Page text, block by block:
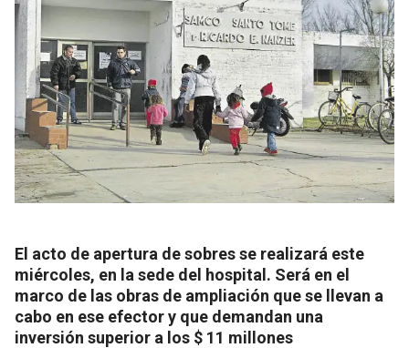
El acto de apertura de sobres se realizará este
miércoles, en la sede del hospital. Será en el
marco de las obras de ampliación que se llevan a
cabo en ese efector y que demandan una
inversión superior a los $ 11 millones